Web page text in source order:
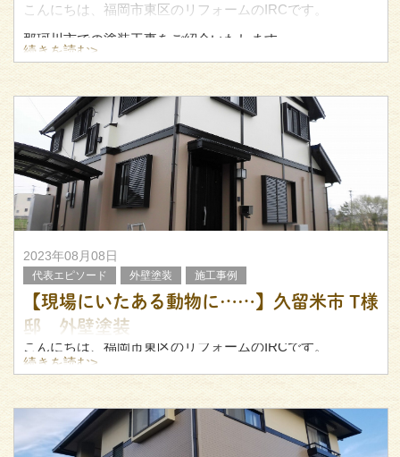
こんにちは、福岡市東区のリフォームのIRCです。
那珂川市での塗装工事をご紹介いたします。
もし福岡県内で外壁塗装・屋根塗装をご検討されている方
ね！
続きを読む>
2023年08月08日
代表エピソード 外壁塗装 施工事例
【現場にいたある動物に……】久留米市 T様
邸 外壁塗装
こんにちは、福岡市東区のリフォームのIRCです。
今回は久留米市T様邸にて行いました、塗装工事について
ご紹介します。
施工前・施工後の様子をぜひご覧ください！
▼施工前
続きを読む>